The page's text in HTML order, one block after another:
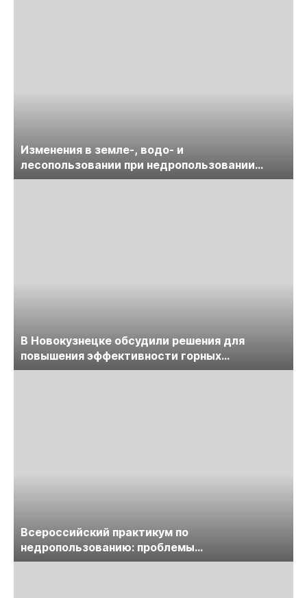
Изменения в земле-, водо- и
лесопользовании при недропользовании
обсудят на семинаре «ПравоТЭК»
В Новокузнецке обсудили решения для
повышения эффективности горных
предприятий
Всероссийский практикум по
недропользованию: проблемы
лицензирования, цифровизации, экспертизы